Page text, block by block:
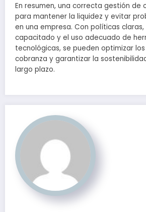
En resumen, una correcta gestión de
para mantener la liquidez y evitar
en una empresa. Con políticas claras,
capacitado y el uso adecuado de
tecnológicas, se pueden optimizar
cobranza y garantizar la
largo plazo.